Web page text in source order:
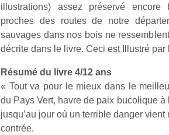
illustrations) assez préservé
proches des routes de notre
sauvages dans nos bois ne
décrite dans le livre. Ceci est Illustré
Résumé du livre 4/12 ans
« Tout va pour le mieux dans le
du Pays Vert, havre de paix bucolique
jusqu’au jour où un terrible danger
contrée.
Les
enfants
débordent
d’énergie.
Varier les
n’est pas
toujours
simple.
retour des
beaux
jours, c’est
l’occasion
de…